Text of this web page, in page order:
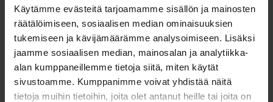
Käytämme evästeitä tarjoamamme sisällön ja mainosten
räätälöimiseen, sosiaalisen median ominaisuuksien
tukemiseen ja kävijämäärämme analysoimiseen. Lisäksi
jaamme sosiaalisen median, mainosalan ja analytiikka-
alan kumppaneillemme tietoja siitä, miten käytät
sivustoamme. Kumppanimme voivat yhdistää näitä
tietoja muihin tietoihin, joita olet antanut heille tai joita on
Laatutyötä ohjataan ja hallinnoidaan
sähköisen IMS – toimintajärjestelmän avulla.
Organisaatiossamme toteutetaan
järjestelmällistä omavalvontaa.